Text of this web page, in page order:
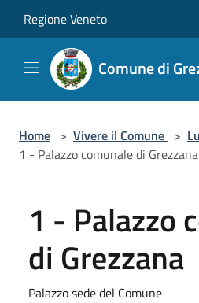
Regione Veneto
Comune di
Home > Vivere il Comune >
1 - Palazzo comunale di Grezzana
1 - Palazzo
di Grezzana
Palazzo sede del Comune